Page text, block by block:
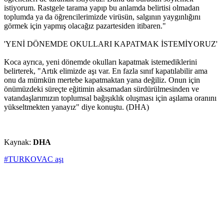
istiyorum. Rastgele tarama yapıp bu anlamda belirtisi olmadan
toplumda ya da öğrencilerimizde virüsün, salgının yaygınlığını
görmek için yapmış olacağız pazartesiden itibaren."
'YENİ DÖNEMDE OKULLARI KAPATMAK İSTEMİYORUZ'
Koca ayrıca, yeni dönemde okulları kapatmak istemediklerini
belirterek, "Artık elimizde aşı var. En fazla sınıf kapatılabilir ama
onu da mümkün mertebe kapatmaktan yana değiliz. Onun için
önümüzdeki süreçte eğitimin aksamadan sürdürülmesinden ve
vatandaşlarımızın toplumsal bağışıklık oluşması için aşılama oranını
yükseltmekten yanayız" diye konuştu. (DHA)
Kaynak: DHA
#TURKOVAC aşı